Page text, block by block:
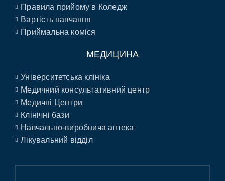
Правила прийому в Коледж
Вартість навчання
Приймальна коміся
МЕДИЦИНА
Університетська клініка
Медичний консультативний центр
Медичні Центри
Клінічні бази
Навчально-виробнича аптека
Лікувальний відділ